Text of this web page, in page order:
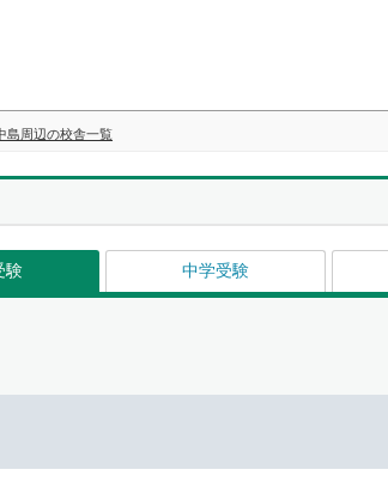
島周辺の校舎一覧
験 中学受験